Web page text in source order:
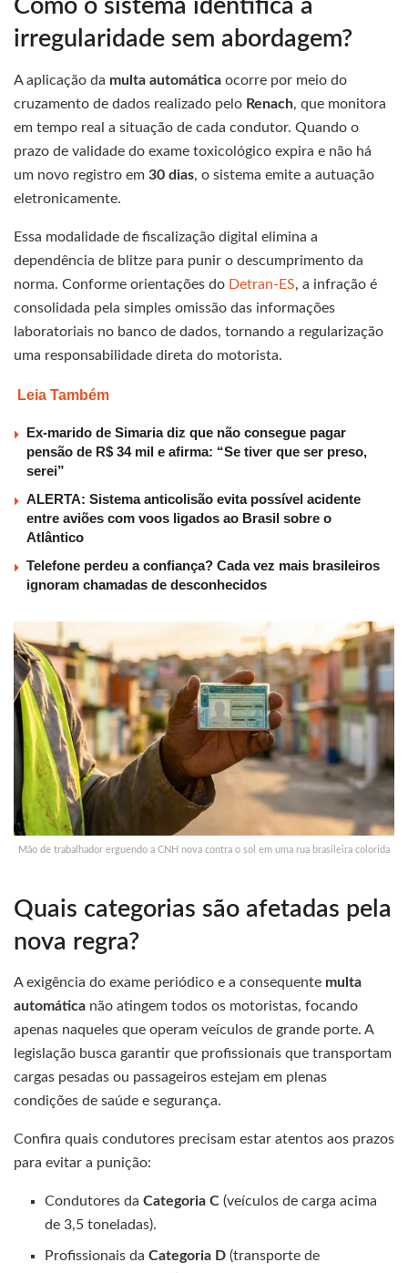
Como o sistema identifica a
irregularidade sem abordagem?
A aplicação da multa automática ocorre por meio do
cruzamento de dados realizado pelo Renach, que monitora
em tempo real a situação de cada condutor. Quando o
prazo de validade do exame toxicológico expira e não há
um novo registro em 30 dias, o sistema emite a autuação
eletronicamente.
Essa modalidade de fiscalização digital elimina a
dependência de blitze para punir o descumprimento da
norma. Conforme orientações do Detran-ES, a infração é
consolidada pela simples omissão das informações
laboratoriais no banco de dados, tornando a regularização
uma responsabilidade direta do motorista.
Leia Também
Ex-marido de Simaria diz que não consegue pagar
pensão de R$ 34 mil e afirma: “Se tiver que ser preso,
serei”
ALERTA: Sistema anticolisão evita possível acidente
entre aviões com voos ligados ao Brasil sobre o
Atlântico
Telefone perdeu a confiança? Cada vez mais brasileiros
ignoram chamadas de desconhecidos
Mão de trabalhador erguendo a CNH nova contra o sol em uma rua brasileira colorida
Quais categorias são afetadas pela
nova regra?
A exigência do exame periódico e a consequente multa
automática não atingem todos os motoristas, focando
apenas naqueles que operam veículos de grande porte. A
legislação busca garantir que profissionais que transportam
cargas pesadas ou passageiros estejam em plenas
condições de saúde e segurança.
Confira quais condutores precisam estar atentos aos prazos
para evitar a punição:
Condutores daCategoria C (veículos de carga acima
de 3,5 toneladas).
Profissionais daCategoria D (transporte de